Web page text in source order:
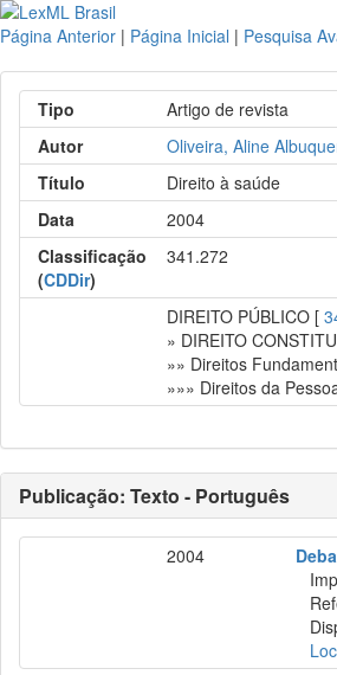
Página Anterior | Página Inicial | Pesquisa
Tipo
Artigo de revista
Autor
Oliveira, Aline
Título
Direito à saúde
Data
2004
Classificação
(CDDir)
341.272
DIREITO PÚBLICO [
» DIREITO
»» Direitos
»»» Direitos da
Publicação: Texto - Português
2004